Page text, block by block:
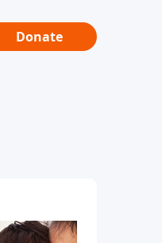
Donate